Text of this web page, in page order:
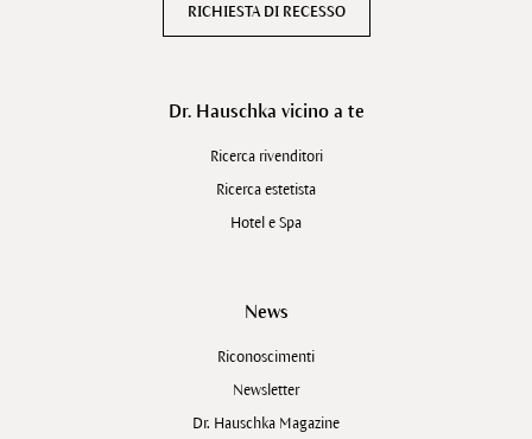
RICHIESTA DI RECESSO
Dr. Hauschka vicino a te
Ricerca rivenditori
Ricerca estetista
Hotel e Spa
News
Riconoscimenti
Newsletter
Dr. Hauschka Magazine